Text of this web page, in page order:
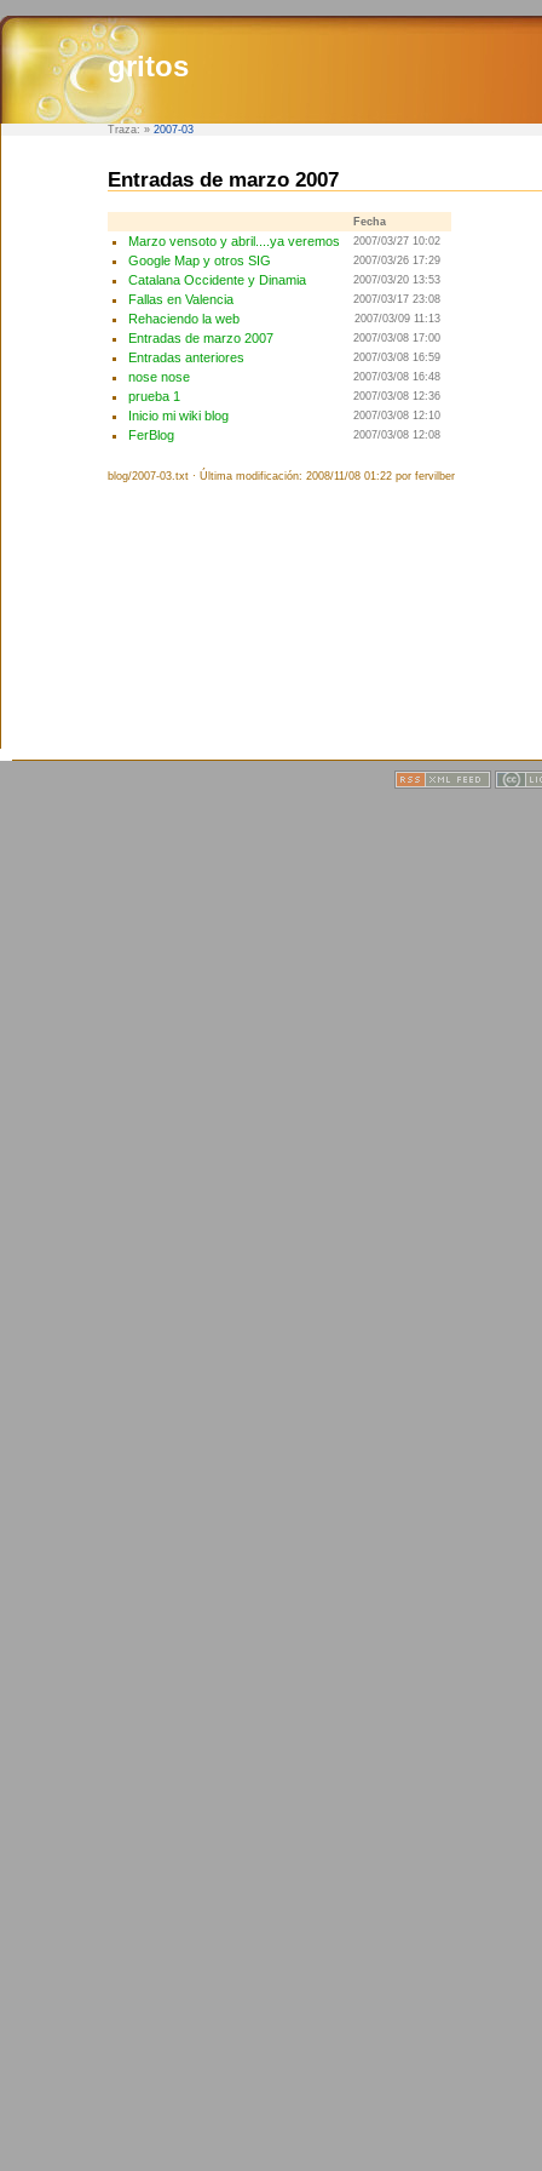
gritos
Traza: » 2007-03
Entradas de marzo 2007
Fecha
Marzo vensoto y abril....ya veremos 2007/03/27 10:02
Google Map y otros SIG 2007/03/26 17:29
Catalana Occidente y Dinamia 2007/03/20 13:53
Fallas en Valencia 2007/03/17 23:08
Rehaciendo la web 2007/03/09 11:13
Entradas de marzo 2007 2007/03/08 17:00
Entradas anteriores 2007/03/08 16:59
nose nose 2007/03/08 16:48
prueba 1 2007/03/08 12:36
Inicio mi wiki blog 2007/03/08 12:10
FerBlog 2007/03/08 12:08
blog/2007-03.txt · Última modificación: 2008/11/08 01:22 por fervilber